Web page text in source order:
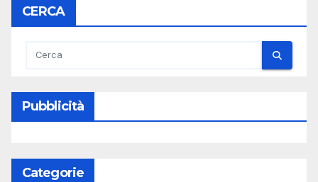
CERCA
Pubblicità
Categorie